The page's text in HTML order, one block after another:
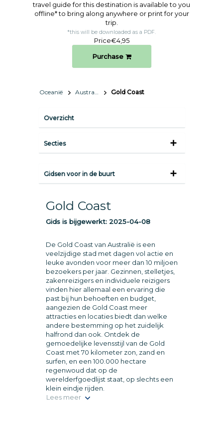
travel guide for this destination is available to you
offline* to bring along anywhere or print for your
trip.​
*this will be downloaded as a PDF.
Price€4,95
Purchase
Oceanië Australië Gold Coast
Overzicht
Secties
Gidsen voor in de buurt
Gold Coast
Gids is bijgewerkt: 2025-04-08
De Gold Coast van Australië is een
veelzijdige stad met dagen vol actie en
leuke avonden voor meer dan 10 miljoen
bezoekers per jaar. Gezinnen, stelletjes,
zakenreizigers en individuele reizigers
vinden hier allemaal een ervaring die
past bij hun behoeften en budget,
aangezien de Gold Coast meer
attracties en locaties biedt dan welke
andere bestemming op het zuidelijk
halfrond dan ook. Ontdek de
gemoedelijke levensstijl van de Gold
Coast met 70 kilometer zon, zand en
surfen, en een 100.000 hectare
regenwoud dat op de
werelderfgoedlijst staat, op slechts een
klein eindje rijden.
Lees meer